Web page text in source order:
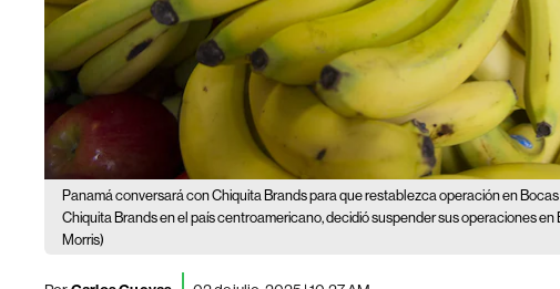
Panamá conversará con Chiquita Brands para que restablezca operación en Bocas
Chiquita Brands en el país centroamericano, decidió suspender sus operaciones en
Morris)